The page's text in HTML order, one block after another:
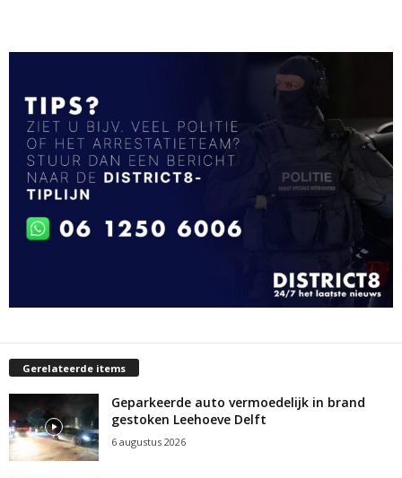
Gerelateerde items
Geparkeerde auto vermoedelijk in brand
gestoken Leehoeve Delft
6 augustus 2026